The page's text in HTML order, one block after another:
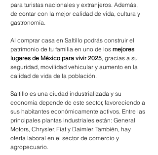
para turistas nacionales y extranjeros. Además,
de contar con la mejor calidad de vida, cultura y
gastronomía.
Al comprar casa en Saltillo podrás construir el
patrimonio de tu familia en uno de los mejores
lugares de México para vivir 2025 , gracias a su
seguridad, movilidad vehicular y aumento en la
calidad de vida de la población.
Saltillo es una ciudad industrializada y su
economía depende de este sector, favoreciendo a
sus habitantes económicamente activos. Entre las
principales plantas industriales están: General
Motors, Chrysler, Fiat y Daimler. También, hay
oferta laboral en el sector de comercio y
agropecuario.